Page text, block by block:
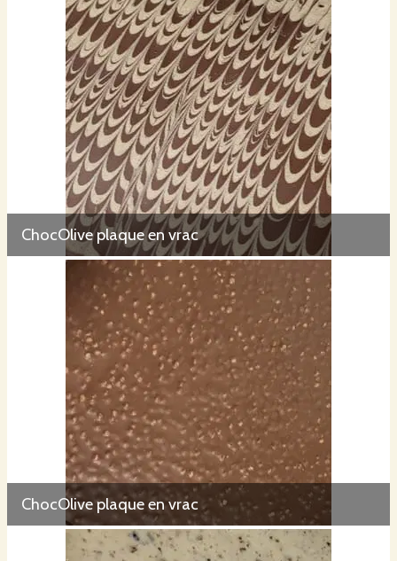
ChocOlive plaque en vrac
ChocOlive plaque en vrac